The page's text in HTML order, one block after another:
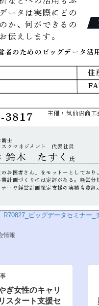
R70827_ビッグデータセミナー_
情報
ぎ女性のキャリ
スタート支援セ